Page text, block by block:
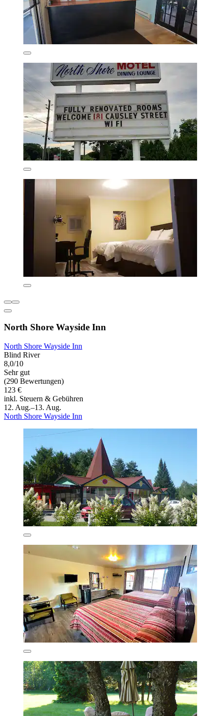
North Shore Wayside Inn
North Shore Wayside Inn
Blind River
8,0/10
Sehr gut
(290 Bewertungen)
123 €
inkl. Steuern & Gebühren
12. Aug.–13. Aug.
North Shore Wayside Inn